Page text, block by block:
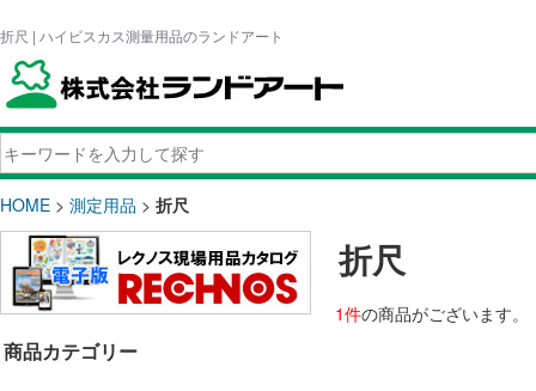
折尺 | ハイビスカス測量用品のランドアート
HOME > 測定用品 > 折尺
商品カテゴリー
折尺
1件の商品がございます。